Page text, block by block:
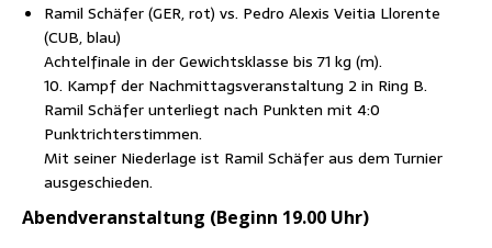
Ramil Schä­fer (GER, rot) vs. Pedro Alexis Veitia Llo­ren­te
(CUB, blau)
Ach­tel­fi­na­le in der Gewichts­klas­se bis 71 kg (m).
10. Kampf der Nach­mit­tags­ver­an­stal­tung 2 in Ring B.
Ramil Schä­fer unter­liegt nach Punk­ten mit 4:0
Punktrichterstimmen.
Mit sei­ner Nie­der­la­ge ist Ramil Schä­fer aus dem Tur­nier
ausgeschieden.
Abend­ver­an­stal­tung (Beginn 19.00 Uhr)